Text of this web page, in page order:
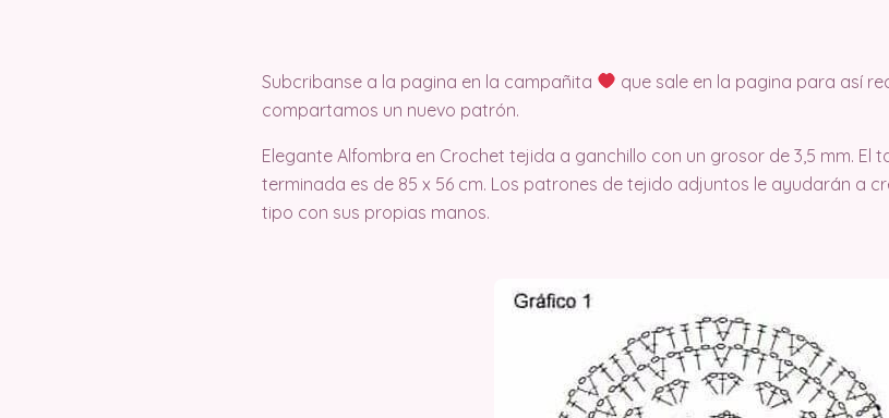
Subcribanse a la pagina en la campañita
que sale en la pagina para así
compartamos un nuevo patrón.
Elegante Alfombra en Crochet tejida a ganchillo con un grosor de 3,5 mm. El
terminada es de 85 x 56 cm. Los patrones de tejido adjuntos le ayudarán a
tipo con sus propias manos.